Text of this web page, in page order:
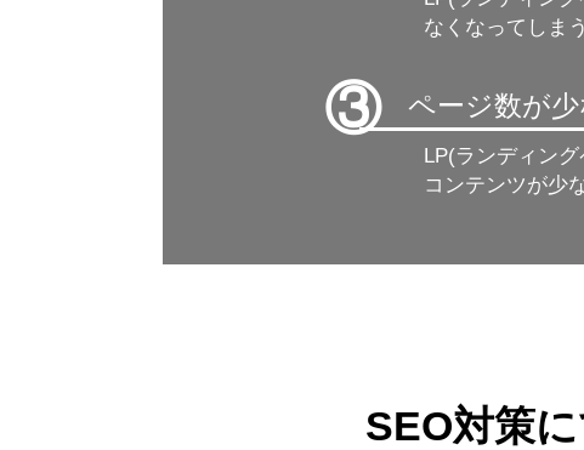
なくなってしま
③ ページ数が少
LP(ランディン
コンテンツが少
SEO対策